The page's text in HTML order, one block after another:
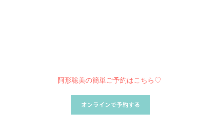
阿形聡美の簡単ご予約はこちら♡